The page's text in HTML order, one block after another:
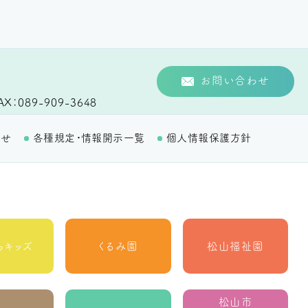
089-909-3648
お問い合わせ
各種規定・情報開示一覧 個人情報保護方針
キッズ くるみ園 松山福祉園
松山市